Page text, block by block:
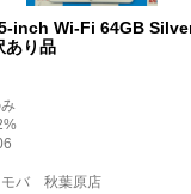
iPad Pro 10.5-inch Wi-
NQDW2J/A訳あり品
付属品：本体のみ
バッテリー：82%
発売日：2017/06
在庫店舗：サクモバ 秋葉原